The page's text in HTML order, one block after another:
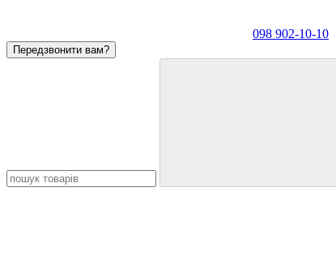
098 902-10-10
Передзвонити вам?